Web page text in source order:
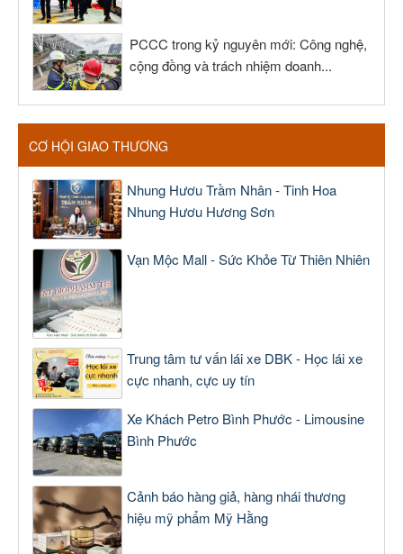
PCCC trong kỷ nguyên mới: Công nghệ,
cộng đồng và trách nhiệm doanh...
CƠ HỘI GIAO THƯƠNG
Nhung Hươu Trầm Nhân - Tinh Hoa
Nhung Hươu Hương Sơn
Vạn Mộc Mall - Sức Khỏe Từ Thiên Nhiên
Trung tâm tư vấn lái xe DBK - Học lái xe
cực nhanh, cực uy tín
Xe Khách Petro Bình Phước - Limousine
Bình Phước
Cảnh báo hàng giả, hàng nhái thương
hiệu mỹ phẩm Mỹ Hằng